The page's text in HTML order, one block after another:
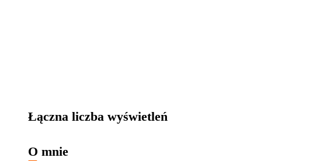
Łączna liczba wyświetleń
O mnie